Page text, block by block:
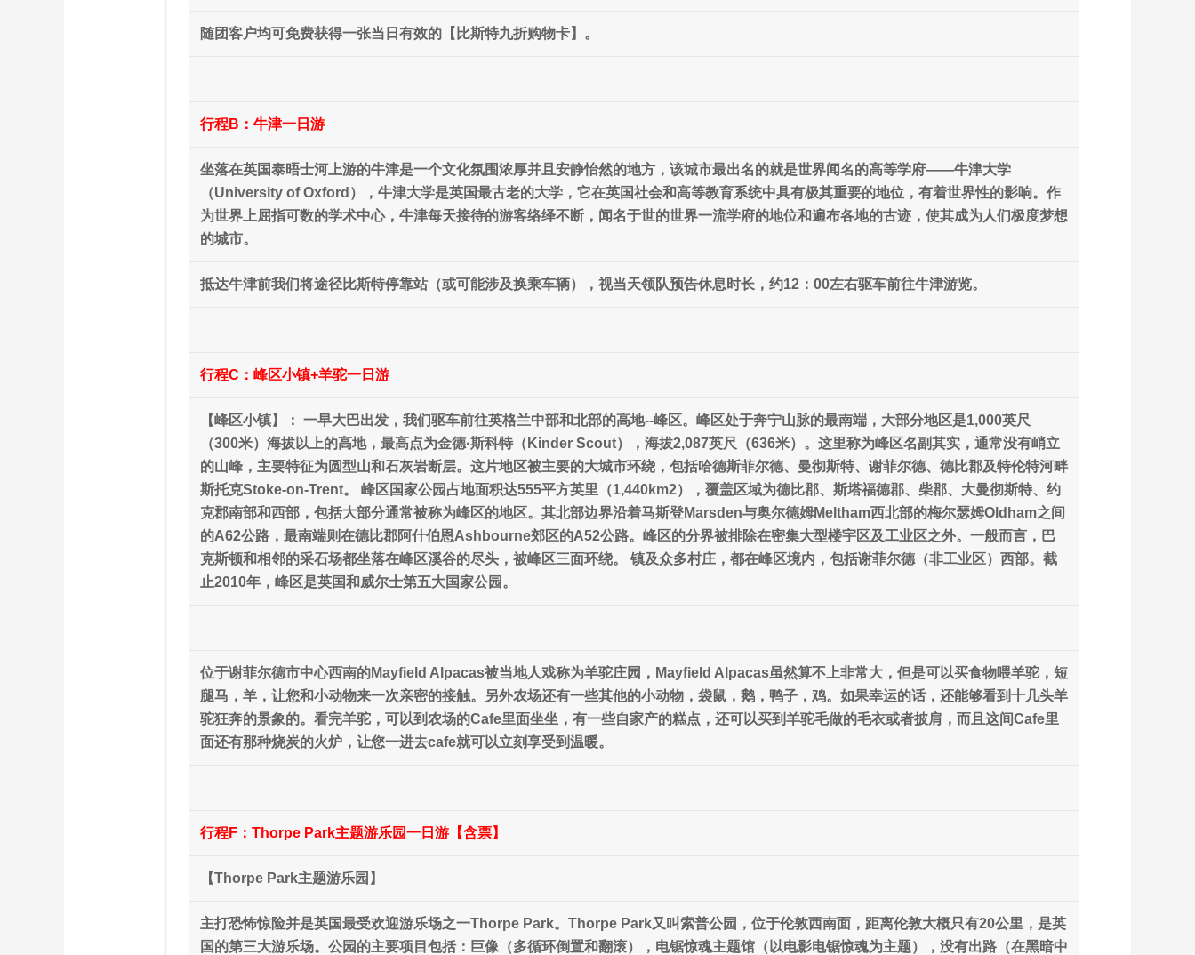
随团客户均可免费获得一张当日有效的【比斯特九折购物卡】。
行程B：牛津一日游
坐落在英国泰晤士河上游的牛津是一个文化氛围浓厚并且安静怡然的地方，该城市最出名的就是世界闻名的高等学府——牛津大学
（University of Oxford），牛津大学是英国最古老的大学，它在英国社会和高等教育系统中具有极其重要的地位，有着世界性的影响。作
为世界上屈指可数的学术中心，牛津每天接待的游客络绎不断，闻名于世的世界一流学府的地位和遍布各地的古迹，使其成为人们极度梦想
的城市。
抵达牛津前我们将途径比斯特停靠站（或可能涉及换乘车辆），视当天领队预告休息时长，约12：00左右驱车前往牛津游览。
行程C：峰区小镇+羊驼一日游
【峰区小镇】： 一早大巴出发，我们驱车前往英格兰中部和北部的高地--峰区。峰区处于奔宁山脉的最南端，大部分地区是1,000英尺
（300米）海拔以上的高地，最高点为金德·斯科特（Kinder Scout），海拔2,087英尺（636米）。这里称为峰区名副其实，通常没有峭立
的山峰，主要特征为圆型山和石灰岩断层。这片地区被主要的大城市环绕，包括哈德斯菲尔德、曼彻斯特、谢菲尔德、德比郡及特伦特河畔
斯托克Stoke-on-Trent。 峰区国家公园占地面积达555平方英里（1,440km2），覆盖区域为德比郡、斯塔福德郡、柴郡、大曼彻斯特、约
克郡南部和西部，包括大部分通常被称为峰区的地区。其北部边界沿着马斯登Marsden与奥尔德姆Meltham西北部的梅尔瑟姆Oldham之间
的A62公路，最南端则在德比郡阿什伯恩Ashbourne郊区的A52公路。峰区的分界被排除在密集大型楼宇区及工业区之外。一般而言，巴
克斯顿和相邻的采石场都坐落在峰区溪谷的尽头，被峰区三面环绕。 镇及众多村庄，都在峰区境内，包括谢菲尔德（非工业区）西部。截
止2010年，峰区是英国和威尔士第五大国家公园。
位于谢菲尔德市中心西南的Mayfield Alpacas被当地人戏称为羊驼庄园，Mayfield Alpacas虽然算不上非常大，但是可以买食物喂羊驼，短
腿马，羊，让您和小动物来一次亲密的接触。另外农场还有一些其他的小动物，袋鼠，鹅，鸭子，鸡。如果幸运的话，还能够看到十几头羊
驼狂奔的景象的。看完羊驼，可以到农场的Cafe里面坐坐，有一些自家产的糕点，还可以买到羊驼毛做的毛衣或者披肩，而且这间Cafe里
面还有那种烧炭的火炉，让您一进去cafe就可以立刻享受到温暖。
行程F：Thorpe Park主题游乐园一日游【含票】
【Thorpe Park主题游乐园】
主打恐怖惊险并是英国最受欢迎游乐场之一Thorpe Park。Thorpe Park又叫索普公园，位于伦敦西南面，距离伦敦大概只有20公里，是英
国的第三大游乐场。公园的主要项目包括：巨像（多循环倒置和翻滚），电锯惊魂主题馆（以电影电锯惊魂为主题），没有出路（在黑暗中